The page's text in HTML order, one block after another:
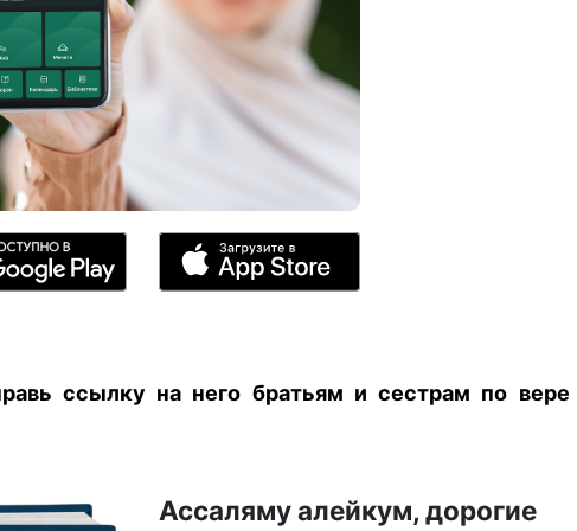
ссылку на него братьям и сестрам по вере
Ассаляму алейкум, дорогие